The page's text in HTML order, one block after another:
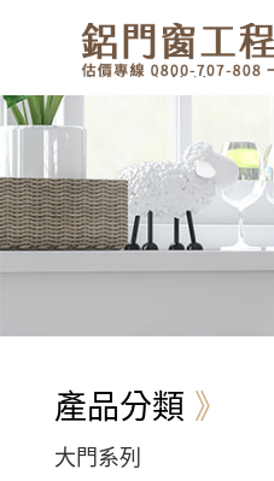
0800-707-808
白鐵門-304不鏽鋼
格限時優惠推薦|門
產品分類
大門系列